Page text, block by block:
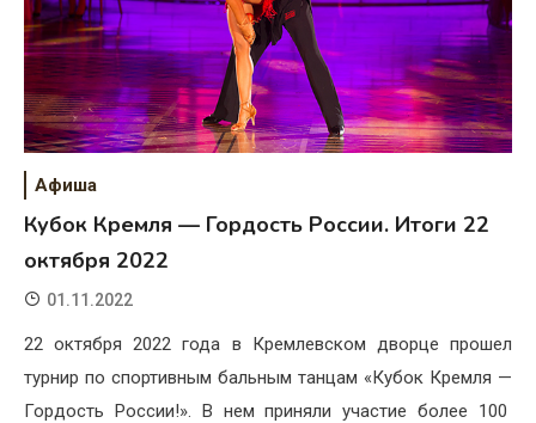
Афиша
Кубок Кремля — Гордость России. Итоги 22
октября 2022
01.11.2022
22 октября 2022 года в Кремлевском дворце прошел
турнир по спортивным бальным танцам «Кубок Кремля —
Гордость России!». В нем приняли участие более 100